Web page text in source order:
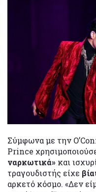
Σύμφωνα με την
Prince
ναρκωτικά» και
τραγουδιστής είχε
αρκετό κόσμο. «Δεν